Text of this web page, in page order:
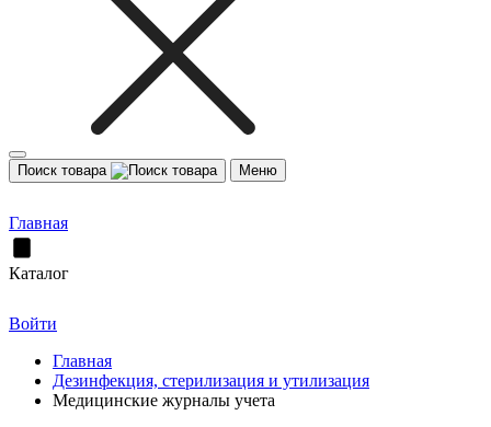
Поиск товара Меню
Главная
Каталог
Войти
Главная
Дезинфекция, стерилизация и утилизация
Медицинские журналы учета